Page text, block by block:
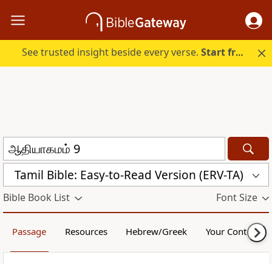
See trusted insight beside every verse.Start free.
Tamil Bible: Easy-to-Read Version (ERV-TA)
Bible Book List Font Size
Passage Resources Hebrew/Greek Your Content